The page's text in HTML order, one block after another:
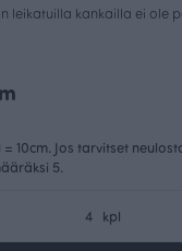
leikatuilla kankailla ei ole
= 10cm. Jos tarvitset
5.
kpl